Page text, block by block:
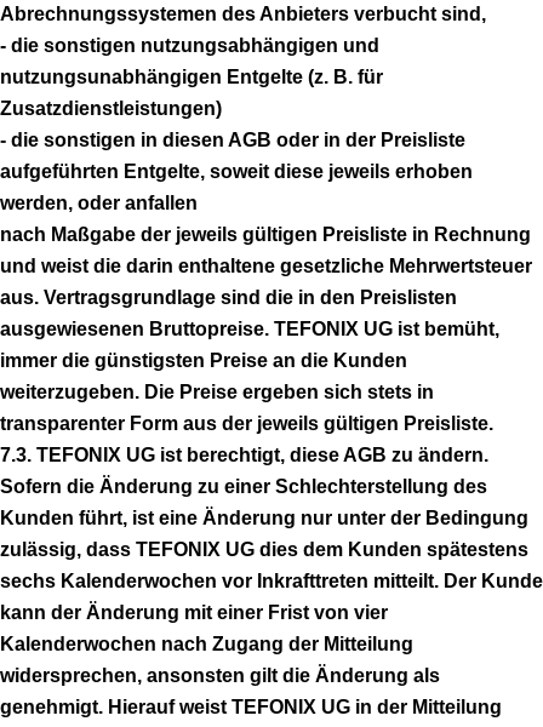
Abrechnungssystemen des Anbieters verbucht sind,
- die sonstigen nutzungsabhängigen und
nutzungsunabhängigen Entgelte (z. B. für
Zusatzdienstleistungen)
- die sonstigen in diesen AGB oder in der Preisliste
aufgeführten Entgelte, soweit diese jeweils erhoben
werden, oder anfallen
nach Maßgabe der jeweils gültigen Preisliste in Rechnung
und weist die darin enthaltene gesetzliche Mehrwertsteuer
aus. Vertragsgrundlage sind die in den Preislisten
ausgewiesenen Bruttopreise. TEFONIX UG ist bemüht,
immer die günstigsten Preise an die Kunden
weiterzugeben. Die Preise ergeben sich stets in
transparenter Form aus der jeweils gültigen Preisliste.
7.3. TEFONIX UG ist berechtigt, diese AGB zu ändern.
Sofern die Änderung zu einer Schlechterstellung des
Kunden führt, ist eine Änderung nur unter der Bedingung
zulässig, dass TEFONIX UG dies dem Kunden spätestens
sechs Kalenderwochen vor Inkrafttreten mitteilt. Der Kunde
kann der Änderung mit einer Frist von vier
Kalenderwochen nach Zugang der Mitteilung
widersprechen, ansonsten gilt die Änderung als
genehmigt. Hierauf weist TEFONIX UG in der Mitteilung